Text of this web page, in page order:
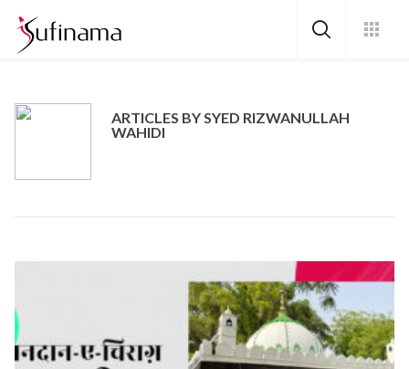
ARTICLES BY SYED RIZWANULLAH
WAHIDI